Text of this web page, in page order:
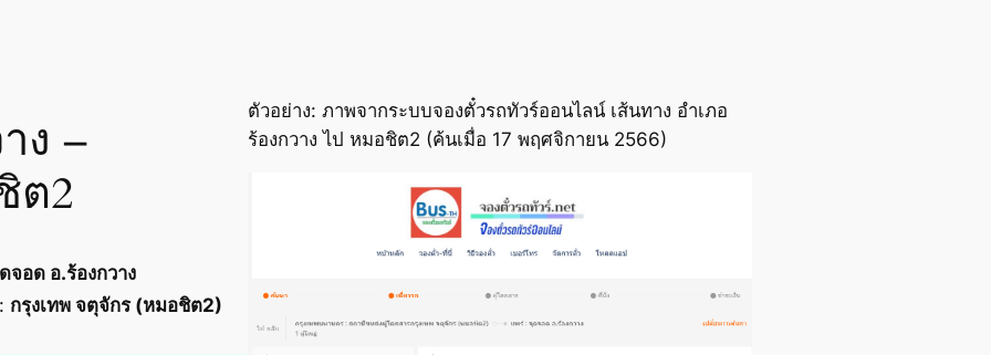
ง –
ต2
จอด อ.ร้องกวาง
: กรุงเทพ จตุจักร (หมอชิต2)
ตัวอย่าง: ภาพจากระบบจองตั๋วรถทัวร์ออนไลน์ เส้นทาง อำเภอ
ร้องกวาง ไป หมอชิต2 (ค้นเมื่อ 17 พฤศจิกายน 2566)